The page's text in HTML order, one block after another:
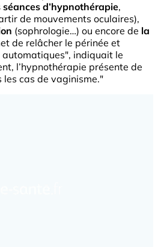
d’hypnothérapie,
de mouvements oculaires),
(sophrologie…) ou encore de la
de relâcher le périnée et
automatiques", indiquait le
l’hypnothérapie présente de
cas de vaginisme."